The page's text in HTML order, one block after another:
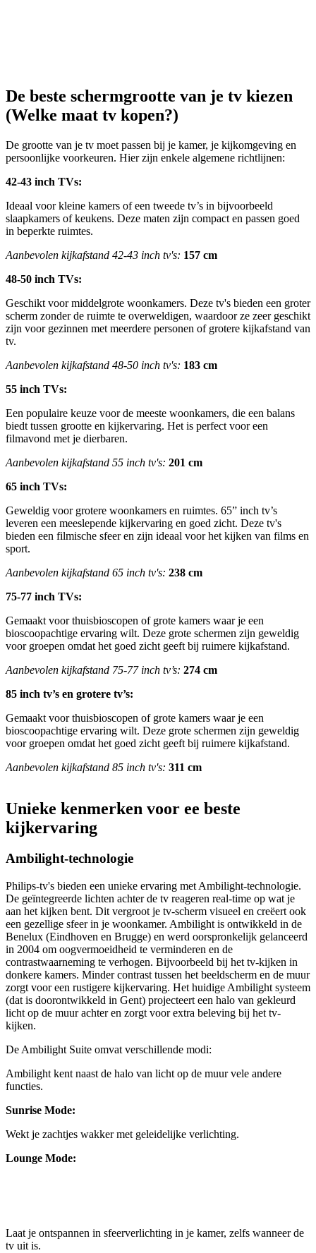
De beste schermgrootte van je tv kiezen
(Welke maat tv kopen?)
De grootte van je tv moet passen bij je kamer, je kijkomgeving en
persoonlijke voorkeuren. Hier zijn enkele algemene richtlijnen:
42-43 inch TVs:
Ideaal voor kleine kamers of een tweede tv’s in bijvoorbeeld
slaapkamers of keukens. Deze maten zijn compact en passen goed
in beperkte ruimtes.
Aanbevolen kijkafstand 42-43 inch tv's: 157 cm
48-50 inch TVs:
Geschikt voor middelgrote woonkamers. Deze tv's bieden een groter
scherm zonder de ruimte te overweldigen, waardoor ze zeer geschikt
zijn voor gezinnen met meerdere personen of grotere kijkafstand van
tv.
Aanbevolen kijkafstand 48-50 inch tv's: 183 cm
55 inch TVs:
Een populaire keuze voor de meeste woonkamers, die een balans
biedt tussen grootte en kijkervaring. Het is perfect voor een
filmavond met je dierbaren.
Aanbevolen kijkafstand 55 inch tv's: 201 cm
65 inch TVs:
Geweldig voor grotere woonkamers en ruimtes. 65” inch tv’s
leveren een meeslepende kijkervaring en goed zicht. Deze tv's
bieden een filmische sfeer en zijn ideaal voor het kijken van films en
sport.
Aanbevolen kijkafstand 65 inch tv's: 238 cm
75-77 inch TVs:
Gemaakt voor thuisbioscopen of grote kamers waar je een
bioscoopachtige ervaring wilt. Deze grote schermen zijn geweldig
voor groepen omdat het goed zicht geeft bij ruimere kijkafstand.
Aanbevolen kijkafstand 75-77 inch tv’s: 274 cm
85 inch tv’s en grotere tv’s:
Gemaakt voor thuisbioscopen of grote kamers waar je een
bioscoopachtige ervaring wilt. Deze grote schermen zijn geweldig
voor groepen omdat het goed zicht geeft bij ruimere kijkafstand.
Aanbevolen kijkafstand 85 inch tv's: 311 cm
Unieke kenmerken voor ee beste
kijkervaring
Ambilight-technologie
Philips-tv's bieden een unieke ervaring met Ambilight-technologie.
De geïntegreerde lichten achter de tv reageren real-time op wat je
aan het kijken bent. Dit vergroot je tv-scherm visueel en creëert ook
een gezellige sfeer in je woonkamer. Ambilight is ontwikkeld in de
Benelux (Eindhoven en Brugge) en werd oorspronkelijk gelanceerd
in 2004 om oogvermoeidheid te verminderen en de
contrastwaarneming te verhogen. Bijvoorbeeld bij het tv-kijken in
donkere kamers. Minder contrast tussen het beeldscherm en de muur
zorgt voor een rustigere kijkervaring. Het huidige Ambilight systeem
(dat is doorontwikkeld in Gent) projecteert een halo van gekleurd
licht op de muur achter en zorgt voor extra beleving bij het tv-
kijken.
De Ambilight Suite omvat verschillende modi:
Ambilight kent naast de halo van licht op de muur vele andere
functies.
Sunrise Mode:
Wekt je zachtjes wakker met geleidelijke verlichting.
Lounge Mode:
Laat je ontspannen in sfeerverlichting in je kamer, zelfs wanneer de
tv uit is.